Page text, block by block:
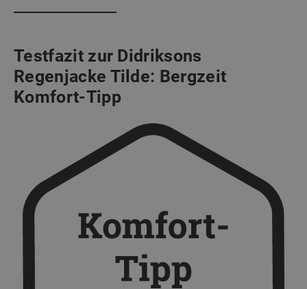
Testfazit zur Didriksons
Regenjacke Tilde: Bergzeit
Komfort-Tipp